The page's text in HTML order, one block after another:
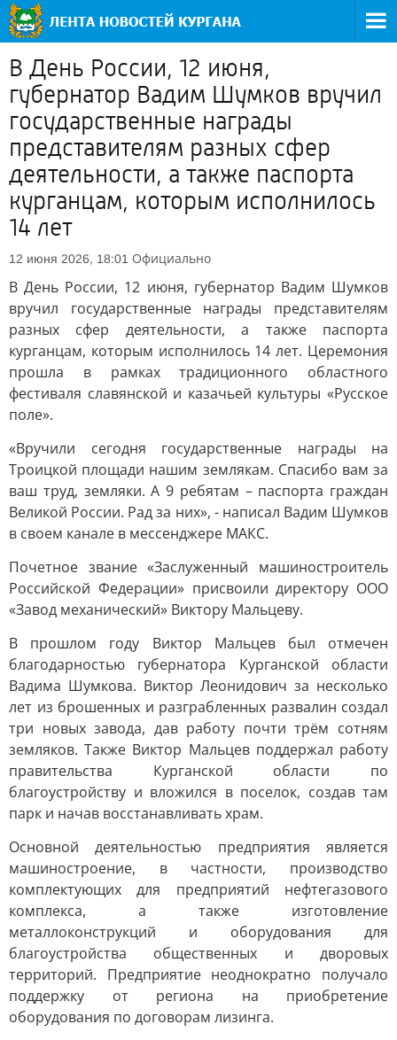
В День России, 12 июня,
губернатор Вадим Шумков вручил
государственные награды
представителям разных сфер
деятельности, а также паспорта
курганцам, которым исполнилось
14 лет
12 июня 2026, 18:01 Официально
В День России, 12 июня, губернатор Вадим Шумков
вручил государственные награды представителям
разных сфер деятельности, а также паспорта
курганцам, которым исполнилось 14 лет. Церемония
прошла в рамках традиционного областного
фестиваля славянской и казачьей культуры «Русское
поле».
«Вручили сегодня государственные награды на
Троицкой площади нашим землякам. Спасибо вам за
ваш труд, земляки. А 9 ребятам – паспорта граждан
Великой России. Рад за них», - написал Вадим Шумков
в своем канале в мессенджере МАКС.
Почетное звание «Заслуженный машиностроитель
Российской Федерации» присвоили директору ООО
«Завод механический» Виктору Мальцеву.
В прошлом году Виктор Мальцев был отмечен
благодарностью губернатора Курганской области
Вадима Шумкова. Виктор Леонидович за несколько
лет из брошенных и разграбленных развалин создал
три новых завода, дав работу почти трём сотням
земляков. Также Виктор Мальцев поддержал работу
правительства Курганской области по
благоустройству и вложился в поселок, создав там
парк и начав восстанавливать храм.
Основной деятельностью предприятия является
машиностроение, в частности, производство
комплектующих для предприятий нефтегазового
комплекса, а также изготовление
металлоконструкций и оборудования для
благоустройства общественных и дворовых
территорий. Предприятие неоднократно получало
поддержку от региона на приобретение
оборудования по договорам лизинга.